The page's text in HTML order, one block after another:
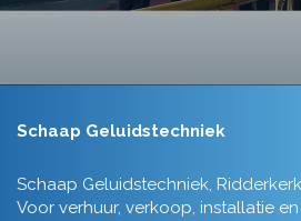
Schaap Geluidstechniek
Schaap Geluidstechniek,
Voor verhuur, verkoop, installatie